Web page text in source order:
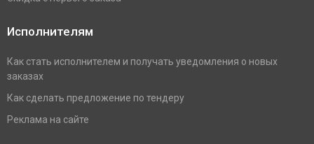
Исполнителям
Как стать исполнителем и получать уведомления о новых
заказах
Как сделать предложение по тендеру
Реклама на сайте